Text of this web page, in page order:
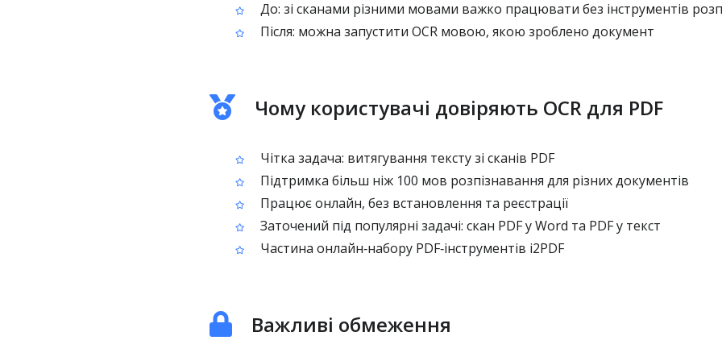
До: зі сканами різними мовами важко працювати без інструментів
Після: можна запустити OCR мовою, якою зроблено документ
Чому користувачі довіряють OCR для PDF
Чітка задача: витягування тексту зі сканів PDF
Підтримка більш ніж 100 мов розпізнавання для різних документів
Працює онлайн, без встановлення та реєстрації
Заточений під популярні задачі: скан PDF у Word та PDF у текст
Частина онлайн‑набору PDF‑інструментів i2PDF
Важливі обмеження